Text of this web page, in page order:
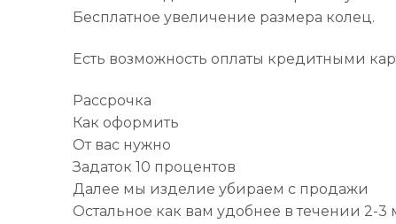
Бесплатное увеличение размера колец.
Есть возможность оплаты кредитными
Рассрочка
Как оформить
От вас нужно
Задаток 10 процентов
Далее мы изделие убираем с продажи
Остальное как вам удобнее в течении 2-3